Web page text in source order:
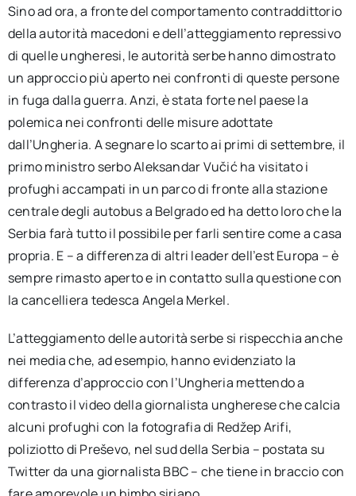
Sino ad ora, a fronte del comportamento contraddittorio
della autorità macedoni e dell’atteggiamento repressivo
di quelle ungheresi, le autorità serbe hanno dimostrato
un approccio più aperto nei confronti di queste persone
in fuga dalla guerra. Anzi, è stata forte nel paese la
polemica nei confronti delle misure adottate
dall’Ungheria. A segnare lo scarto ai primi di settembre, il
primo ministro serbo Aleksandar Vučić ha visitato i
profughi accampati in un parco di fronte alla stazione
centrale degli autobus a Belgrado ed ha detto loro che la
Serbia farà tutto il possibile per farli sentire come a casa
propria. E – a differenza di altri leader dell’est Europa – è
sempre rimasto aperto e in contatto sulla questione con
la cancelliera tedesca Angela Merkel.
L’atteggiamento delle autorità serbe si rispecchia anche
nei media che, ad esempio, hanno evidenziato la
differenza d’approccio con l’Ungheria mettendo a
contrasto il video della giornalista ungherese che calcia
alcuni profughi con la fotografia di Redžep Arifi,
poliziotto di Preševo, nel sud della Serbia – postata su
Twitter da una giornalista BBC – che tiene in braccio con